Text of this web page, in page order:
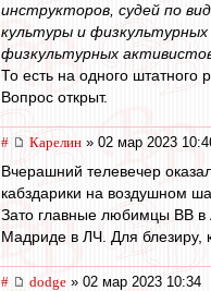
инструкторов, судей по
культуры и
физкультурных
То есть на одного штатного
Вопрос открыт.
# Карелин » 02 мар 2023
Вчерашний телевечер
кабздарики на воздушном
Зато главные любимцы ВВ в
Мадриде в ЛЧ. Для блезиру,
# dodge » 02 мар 2023 10:34